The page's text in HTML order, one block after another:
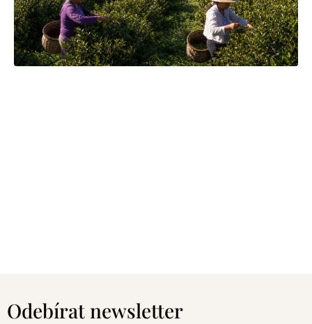
Odebírat newsletter